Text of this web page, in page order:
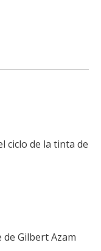
ciclo de la tinta de
Gilbert Azam